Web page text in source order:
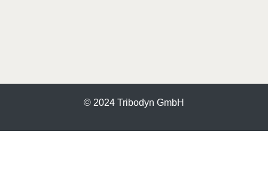
© 2024 Tribodyn GmbH